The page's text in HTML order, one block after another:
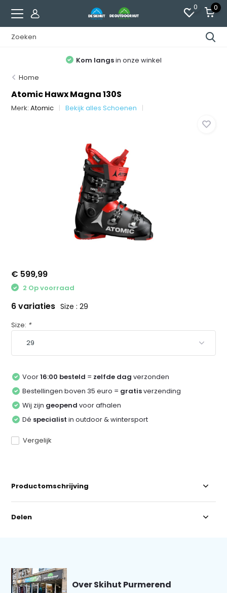
0 0
Kom langsin onze winkel
Home
Atomic Hawx Magna 130S
Merk:Atomic Bekijk alles Schoenen
€ 599,99
2 Op voorraad
6 variaties Size : 29
Size: *
Voor16:00 besteld = zelfde dag verzonden
Bestellingen boven 35 euro = gratisverzending
Wij zijn geopend voor afhalen
Dé specialist in outdoor & wintersport
Vergelijk
Productomschrijving
Delen
Over Skihut Purmerend